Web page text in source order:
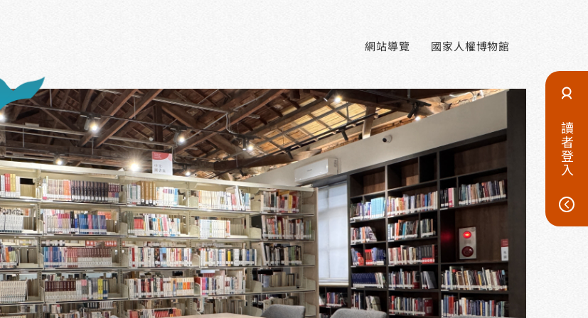
網站導覽 國家人權博物館
讀者登入